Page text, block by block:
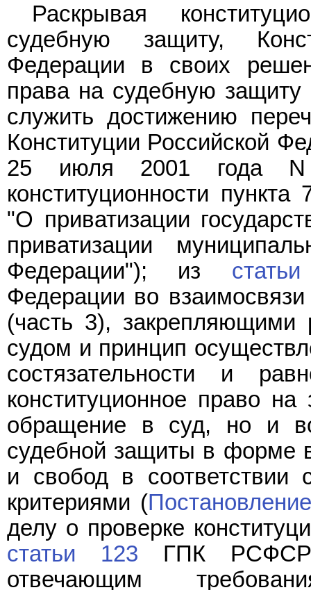
Раскрывая
судебную защиту,
Федерации в своих
права на судебную защиту
служить достижению
Конституции Российской
25 июля 2001 года
конституционности пункта
"О приватизации
приватизации
Федерации"); из
Федерации во
(часть 3), закрепляющими
судом и принцип
состязательности и
конституционное право
обращение в суд, но и
судебной защиты в форме
и свобод в соответствии
критериями (Постановление
делу о проверке
статьи 123 ГПК РСФСР);
отвечающим